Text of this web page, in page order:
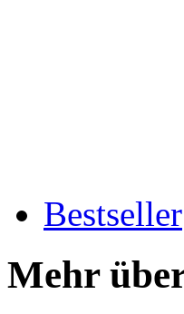
Bestseller
Mehr